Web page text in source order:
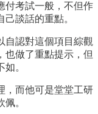
付考試一般，不但作
談話的重點。
自認對這個項目綜觀
也做了重點提示，但
。
，而他可是堂堂工研
。